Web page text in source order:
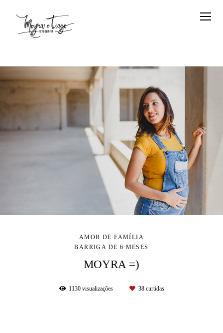
AMOR DE FAMÍLIA
BARRIGA DE 6 MESES
MOYRA =)
1130visualizações 38curtidas